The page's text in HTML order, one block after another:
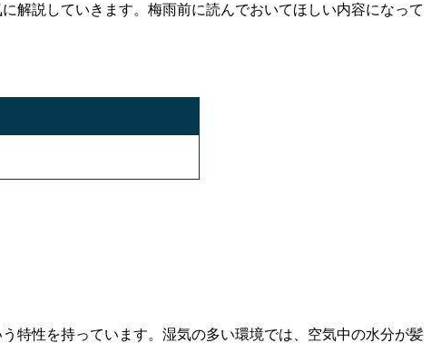
解説していきます。梅雨前に読んでおいてほしい内容になって
特性を持っています。湿気の多い環境では、空気中の水分が髪